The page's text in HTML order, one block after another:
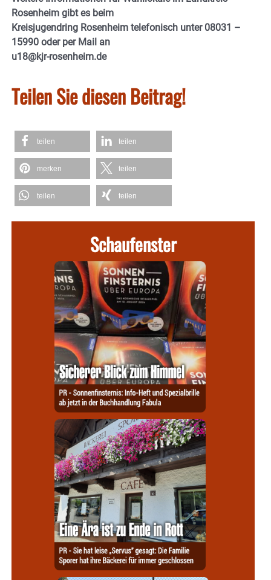
Rosenheim gibt es beim
Kreisjugendring Rosenheim telefonisch unter 08031 –
15990 oder per Mail an
u18@kjr-rosenheim.de
Teilen Sie diesen Beitrag!
teilen teilen
merken teilen
teilen teilen
Schaufenster